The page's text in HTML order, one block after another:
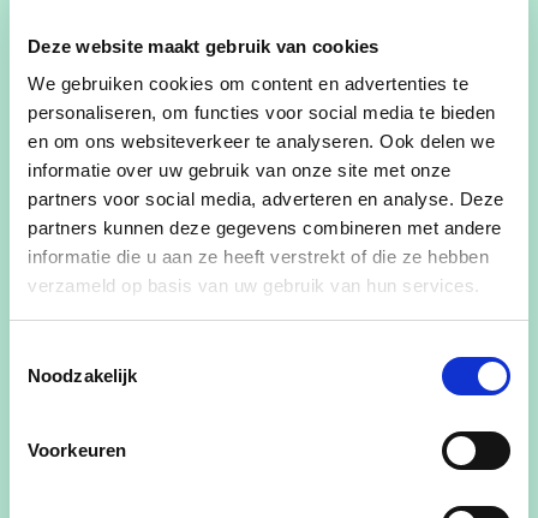
Deze website maakt gebruik van cookies
We gebruiken cookies om content en advertenties te
personaliseren, om functies voor social media te bieden
en om ons websiteverkeer te analyseren. Ook delen we
informatie over uw gebruik van onze site met onze
partners voor social media, adverteren en analyse. Deze
partners kunnen deze gegevens combineren met andere
informatie die u aan ze heeft verstrekt of die ze hebben
verzameld op basis van uw gebruik van hun services.
Noodzakelijk
Voorkeuren
Tollembeek maar woont sinds 2021 in
Galmaarden.
Hij woont samen met zijn partner Tijl hun 3
katten en hond (Charlie, Marie, Nala en Bo) in de
deelgemeente Galmaarden. Als oud pauwel heeft
hij een hart voor lokale tradities.
Hij ontdekt Pajottegem het liefst te voet samen
met zijn vriend en hun viervoeter.